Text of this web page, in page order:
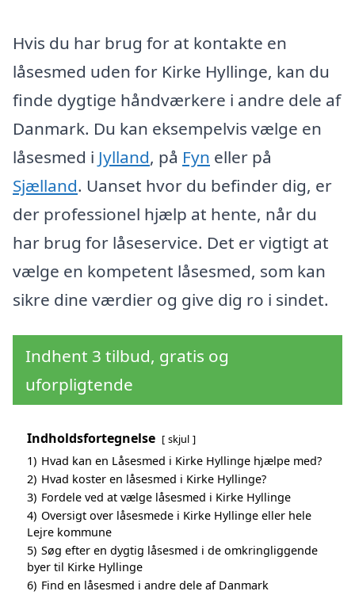
Hvis du har brug for at kontakte en
låsesmed uden for Kirke Hyllinge, kan du
finde dygtige håndværkere i andre dele af
Danmark. Du kan eksempelvis vælge en
låsesmed i Jylland, på Fyn eller på
Sjælland. Uanset hvor du befinder dig, er
der professionel hjælp at hente, når du
har brug for låseservice. Det er vigtigt at
vælge en kompetent låsesmed, som kan
sikre dine værdier og give dig ro i sindet.
Indhent 3 tilbud, gratis og
uforpligtende
Indholdsfortegnelse skjul
1) Hvad kan en Låsesmed i Kirke Hyllinge hjælpe med?
2) Hvad koster en låsesmed i Kirke Hyllinge?
3) Fordele ved at vælge låsesmed i Kirke Hyllinge
4) Oversigt over låsesmede i Kirke Hyllinge eller hele
Lejre kommune
5) Søg efter en dygtig låsesmed i de omkringliggende
byer til Kirke Hyllinge
6) Find en låsesmed i andre dele af Danmark